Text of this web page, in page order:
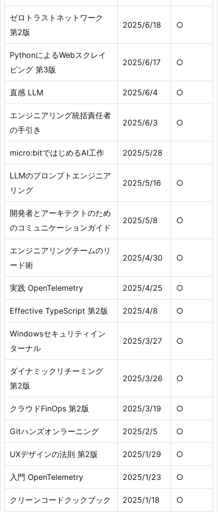
ゼロトラストネットワーク
第2版
2025/6/18 ○
PythonによるWebスクレイ
ピング 第3版
2025/6/17 ○
直感 LLM 2025/6/4 ○
エンジニアリング統括責任者
の手引き
2025/6/3 ○
micro:bitではじめるAI工作 2025/5/28
LLMのプロンプトエンジニア
リング
2025/5/16 ○
開発者とアーキテクトのため
のコミュニケーションガイド
2025/5/8 ○
エンジニアリングチームのリ
ード術
2025/4/30 ○
実践 OpenTelemetry 2025/4/25 ○
Effective TypeScript 第2版 2025/4/8 ○
Windowsセキュリティイン
ターナル
2025/3/27 ○
ダイナミックリチーミング
第2版
2025/3/26 ○
クラウドFinOps 第2版 2025/3/19 ○
Gitハンズオンラーニング 2025/2/5 ○
UXデザインの法則 第2版 2025/1/29 ○
入門 OpenTelemetry 2025/1/23 ○
クリーンコードクックブック 2025/1/18 ○